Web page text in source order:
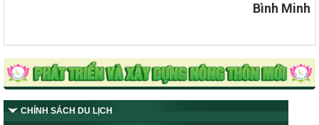
Bình Minh
CHÍNH SÁCH DU LỊCH